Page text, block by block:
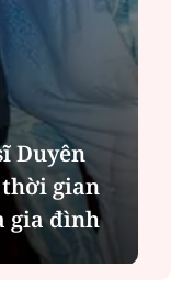
Duyên
gian
gia đình